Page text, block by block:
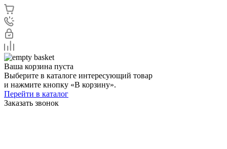
Ваша корзина пуста
Выберите в каталоге интересующий товар
и нажмите кнопку «В корзину».
Перейти в каталог
Заказать звонок